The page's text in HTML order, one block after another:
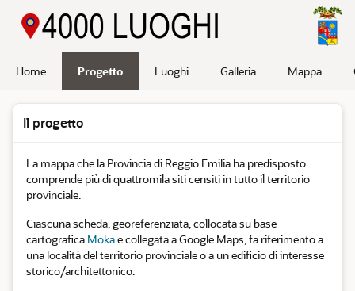
Home Progetto Luoghi Galleria Mappa
Il progetto
La mappa che la Provincia di Reggio Emilia ha predisposto
comprende più di quattromila siti censiti in tutto il territorio
provinciale.
Ciascuna scheda, georeferenziata, collocata su base
cartografica Mokae collegata a Google Maps, fa riferimento a
una località del territorio provinciale o a un edificio di interesse
storico/architettonico.